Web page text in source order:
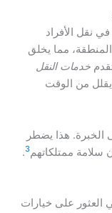
نقل الأفراد
مما يخلق
خدمات النقل
يقلل من الوقت
الخبرة. هذا يضطر
ممتلكاتهم3
.
العثور على خيارات